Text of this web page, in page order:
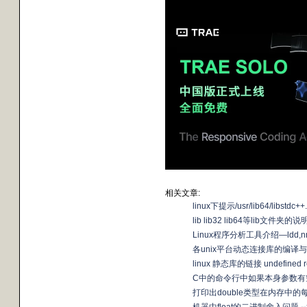
相关文章:
linux下提示/usr/lib64/
lib lib32 lib64等lib文件夹的说
Linux程序分析工具介绍
各unix平台动态连接库的编译
linux 静态库的链接 undefined
C中的命令行中如果本身参数
打印出double类型在内存中的